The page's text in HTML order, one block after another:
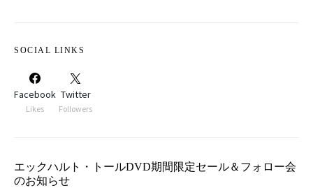
SOCIAL LINKS
Facebook
Likes
Twitter
Followers
エックハルト・トールDVD期間限定セール＆フォロー会
のお知らせ